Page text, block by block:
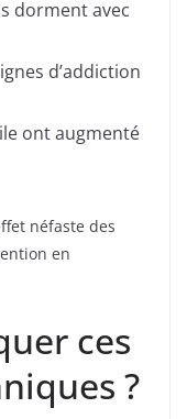
dorment avec
d’addiction
ont augmenté
néfaste des
en
ces
?